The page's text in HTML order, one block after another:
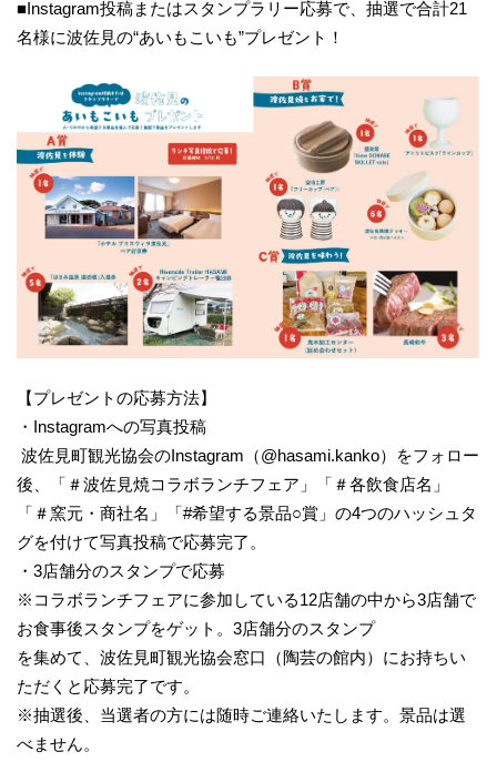
■Instagram投稿またはスタンプラリー応募で、抽選で合計21
名様に波佐見の“あいもこいも”プレゼント！
【プレゼントの応募方法】
・Instagramへの写真投稿
波佐見町観光協会のInstagram（@hasami.kanko）をフォロー
後、​「＃波佐見焼コラボランチフェア」「＃各飲食店名」
「＃窯元・商社名」「#希望する景品○賞」の4つのハッシュタ
グを付けて写真投稿で応募完了。
・3店舗分のスタンプで応募
※コラボランチフェアに参加している12店舗の中から3店舗で
お食事後スタンプをゲット。3店舗分のスタンプ
を集めて、波佐見町観光協会窓口（陶芸の館内）にお持ちい
ただくと応募完了です。
※抽選後、当選者の方には随時ご連絡いたします。景品は選
べません。